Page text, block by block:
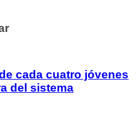
cada cuatro jóvenes
del sistema